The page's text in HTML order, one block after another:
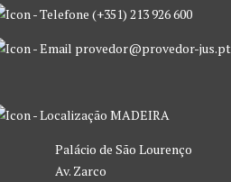
(+351) 213 926 600
provedor@provedor-jus.pt
MADEIRA
Palácio de São Lourenço
Av. Zarco